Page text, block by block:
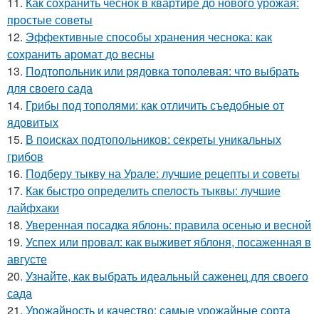
простые советы
12. Эффективные способы хранения чеснока: как
сохранить аромат до весны
13. Подтопольник или рядовка тополевая: что выбрать
для своего сада
14. Грибы под тополями: как отличить съедобные от
ядовитых
15. В поисках подтопольников: секреты уникальных
грибов
16. Подберу тыкву на Урале: лучшие рецепты и советы
17. Как быстро определить спелость тыквы: лучшие
лайфхаки
18. Уверенная посадка яблонь: правила осенью и весной
19. Успех или провал: как выживет яблоня, посаженная в
августе
20. Узнайте, как выбрать идеальный саженец для своего
сада
21. Урожайность и качество: самые урожайные сорта